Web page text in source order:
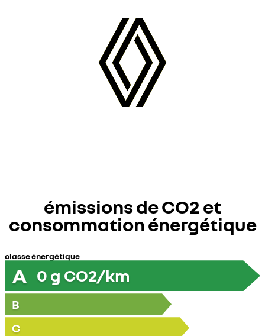
émissions de CO2 et
consommation énergétique
classe énergétique
A 0 g CO2/km
B
C